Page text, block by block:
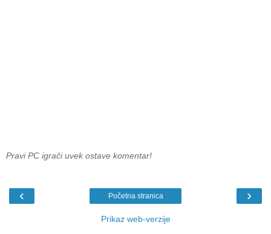
Pravi PC igrači uvek ostave komentar!
‹ ›
Početna stranica
Prikaz web-verzije